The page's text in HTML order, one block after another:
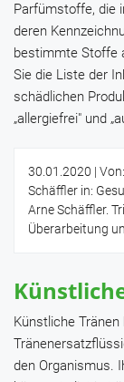
Parfümstoffe, die
deren
bestimmte Stoffe
Sie die Liste der
schädlichen
„allergiefrei" und
30.01.2020 |
Schäffler in:
Arne Schäffler.
Überarbeitung
Künstliche Tränen
den Organismus.